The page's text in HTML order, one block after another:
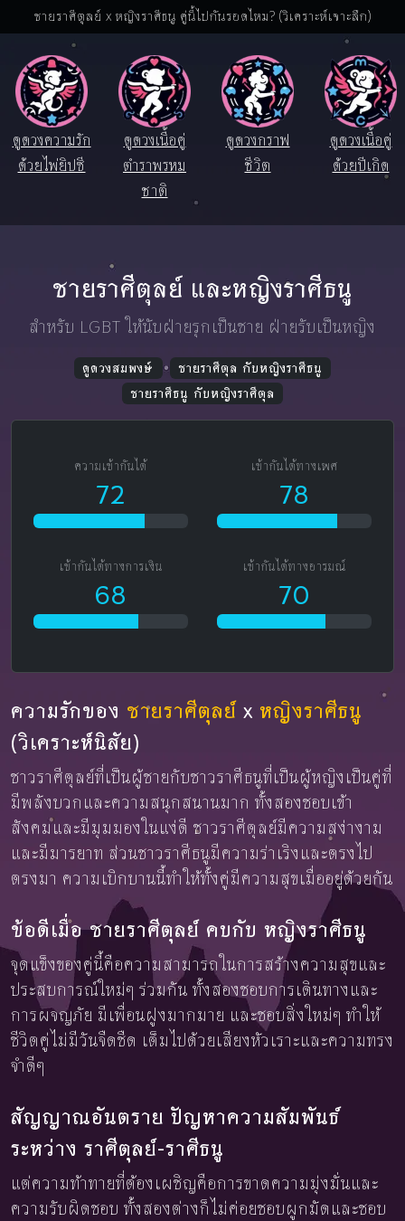
ชายราศีตุลย์ x หญิงราศีธนู คู่นี้ไปกันรอดไหม? (วิเคราะห์เจาะลึก)
ดูดวงความรัก
ด้วยไพ่ยิปซี
ดูดวงเนื้อคู่
ตำราพรหม
ชาติ
ดูดวงกราฟ
ชีวิต
ดูดวงเนื้อคู่
ด้วยปีเกิด
ชายราศีตุลย์ และหญิงราศีธนู
สำหรับ LGBT ให้นับฝ่ายรุกเป็นชาย ฝ่ายรับเป็นหญิง
ดูดวงสมพงษ์
ชายราศีตุล กับหญิงราศีธนู
ชายราศีธนู กับหญิงราศีตุล
ความเข้ากันได้
72
เข้ากันได้ทางเพศ
78
เข้ากันได้ทางการเงิน
68
เข้ากันได้ทางอารมณ์
70
ความรักของ ชายราศีตุลย์ x หญิงราศีธนู
(วิเคราะห์นิสัย)
ชาวราศีตุลย์ที่เป็นผู้ชายกับชาวราศีธนูที่เป็นผู้หญิงเป็นคู่ที่
มีพลังบวกและความสนุกสนานมาก ทั้งสองชอบเข้า
สังคมและมีมุมมองในแง่ดี ชาวราศีตุลย์มีความสง่างาม
และมีมารยาท ส่วนชาวราศีธนูมีความร่าเริงและตรงไป
ตรงมา ความเบิกบานนี้ทำให้ทั้งคู่มีความสุขเมื่ออยู่ด้วยกัน
ข้อดีเมื่อ ชายราศีตุลย์ คบกับ หญิงราศีธนู
จุดแข็งของคู่นี้คือความสามารถในการสร้างความสุขและ
ประสบการณ์ใหม่ๆ ร่วมกัน ทั้งสองชอบการเดินทางและ
การผจญภัย มีเพื่อนฝูงมากมาย และชอบสิ่งใหม่ๆ ทำให้
ชีวิตคู่ไม่มีวันจืดชืด เต็มไปด้วยเสียงหัวเราะและความทรง
จำดีๆ
สัญญาณอันตราย ปัญหาความสัมพันธ์
ระหว่าง ราศีตุลย์-ราศีธนู
แต่ความท้าทายที่ต้องเผชิญคือการขาดความมุ่งมั่นและ
ความรับผิดชอบ ทั้งสองต่างก็ไม่ค่อยชอบผูกมัดและชอบ